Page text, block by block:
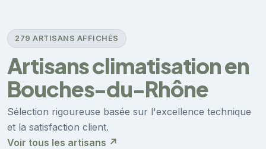
279 ARTISANS AFFICHÉS
Artisans climatisation en
Bouches-du-Rhône
Sélection rigoureuse basée sur l'excellence technique
et la satisfaction client.
Voir tous les artisans ↗